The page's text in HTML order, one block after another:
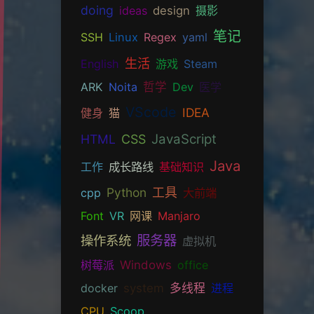
doing ideas design 摄影
SSH Linux Regex yaml 笔记
English 生活 游戏 Steam
ARK Noita 哲学 Dev 医学
健身 猫 VScode IDEA
HTML CSS JavaScript
工作 成长路线 基础知识 Java
cpp Python 工具 大前端
Font VR 网课 Manjaro
操作系统 服务器 虚拟机
树莓派 Windows office
docker system 多线程 进程